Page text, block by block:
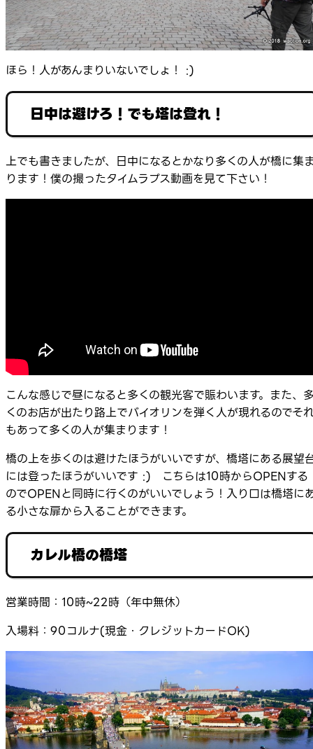
ほら！人があんまりいないでしょ！ :)
日中は避けろ！でも塔は登れ！
上でも書きましたが、日中になるとかなり多くの人が橋に集
ります！僕の撮ったタイムラプス動画を見て下さい！
こんな感じで昼になると多くの観光客で賑わいます。また、
くのお店が出たり路上でバイオリンを弾く人が現れるのでそ
もあって多くの人が集まります！
橋の上を歩くのは避けたほうがいいですが、橋塔にある展望
には登ったほうがいいです :) こちらは10時からOPENする
のでOPENと同時に行くのがいいでしょう！入り口は橋塔に
る小さな扉から入ることができます。
カレル橋の橋塔
営業時間：10時~22時（年中無休）
入場料：90コルナ(現金・クレジットカードOK)